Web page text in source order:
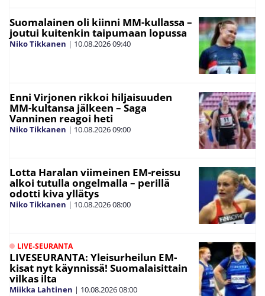
Suomalainen oli kiinni MM-kullassa –
joutui kuitenkin taipumaan lopussa
Niko Tikkanen | 10.08.202609:40
Enni Virjonen rikkoi hiljaisuuden
MM-kultansa jälkeen – Saga
Vanninen reagoi heti
Niko Tikkanen | 10.08.202609:00
Lotta Haralan viimeinen EM-reissu
alkoi tutulla ongelmalla – perillä
odotti kiva yllätys
Niko Tikkanen | 10.08.202608:00
LIVE-SEURANTA
LIVESEURANTA: Yleisurheilun EM-
kisat nyt käynnissä! Suomalaisittain
vilkas ilta
Miikka Lahtinen | 10.08.202608:00